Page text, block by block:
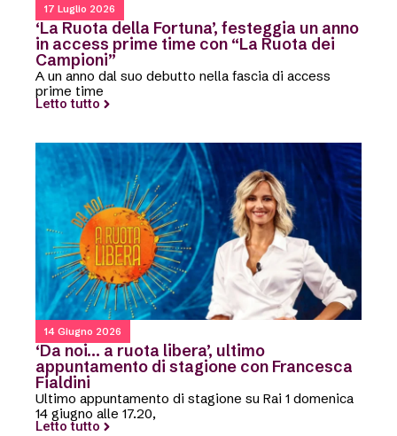
17 Luglio 2026
‘La Ruota della Fortuna’, festeggia un anno
in access prime time con “La Ruota dei
Campioni”
A un anno dal suo debutto nella fascia di access
prime time
Letto tutto
14 Giugno 2026
‘Da noi… a ruota libera’, ultimo
appuntamento di stagione con Francesca
Fialdini
Ultimo appuntamento di stagione su Rai 1 domenica
14 giugno alle 17.20,
Letto tutto